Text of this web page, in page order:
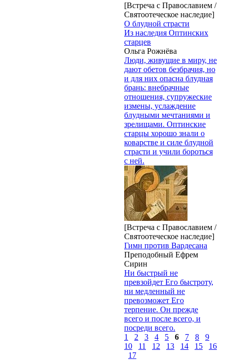
[Встреча с Православием /
Святоотеческое наследие]
О блудной страсти
Из наследия Оптинских
старцев
Ольга Рожнёва
Люди, живущие в миру, не
дают обетов безбрачия, но
и для них опасна блудная
брань: внебрачные
отношения, супружеские
измены, услаждение
блудными мечтаниями и
зрелищами. Оптинские
старцы хорошо знали о
коварстве и силе блудной
страсти и учили бороться
с ней.
[Встреча с Православием /
Святоотеческое наследие]
Гимн против Вардесана
Преподобный Ефрем
Сирин
Ни быстрый не
превзойдет Его быстроту,
ни медленный не
превозможет Его
терпение. Он прежде
всего и после всего, и
посреди всего.
1
2 3 4 5 6 7 8
9
10
11 12 13 14 15
16
17